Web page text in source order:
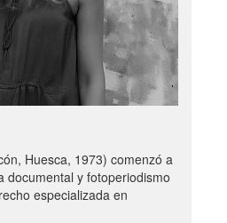
Huesca, 1973) comenzó a
documental y fotoperiodismo
especializada en